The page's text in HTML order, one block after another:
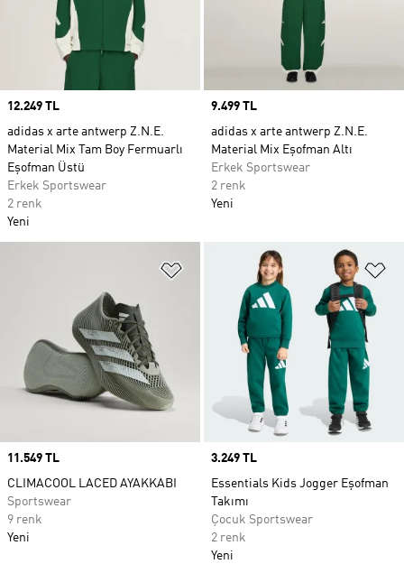
Price
12.249 TL
adidas x arte antwerp Z.N.E.
Material Mix Tam Boy Fermuarlı
Eşofman Üstü
Erkek Sportswear
2 renk
Yeni
Price
9.499 TL
adidas x arte antwerp Z.N.E.
Material Mix Eşofman Altı
Erkek Sportswear
2 renk
Yeni
Favori Listesine Ekle
Price
11.549 TL
CLIMACOOL LACED AYAKKABI
Sportswear
9 renk
Yeni
Price
3.249 TL
Essentials Kids Jogger Eşofman
Takımı
Çocuk Sportswear
2 renk
Yeni